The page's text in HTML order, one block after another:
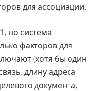
для ассоциации.
но система
факторов для
(хотя бы один
длину адреса
документа,